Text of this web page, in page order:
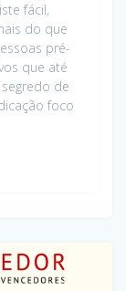
fácil,
do que
pré-
que até
de
foco